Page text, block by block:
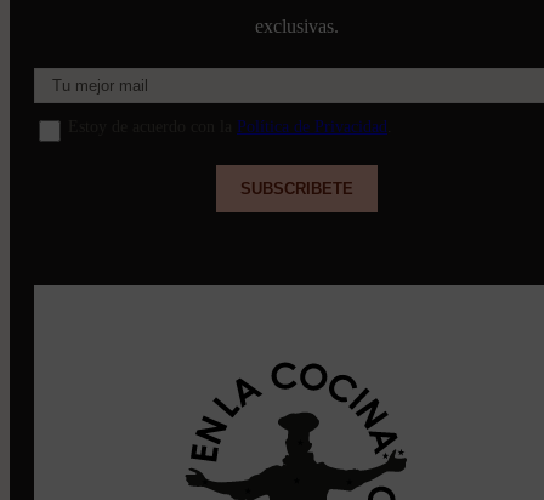
exclusivas.
Política de Privacidad